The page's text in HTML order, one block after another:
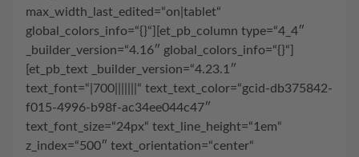
max_width_last_edited=“on|tablet“
global_colors_info=“{}“][et_pb_column type=“4_4″
_builder_version=“4.16″ global_colors_info=“{}“]
[et_pb_text _builder_version=“4.23.1″
text_font=“|700|||||||“ text_text_color=“gcid-db375842-
f015-4996-b98f-ac34ee044c47″
text_font_size=“24px“ text_line_height=“1em“
z_index=“500″ text_orientation=“center“